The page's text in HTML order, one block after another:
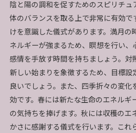
陰と陽の調和を促すためのスピリチュ
体のバランスを取る上で非常に有効で
けを意識した儀式があります。満月の
ネルギーが強まるため、瞑想を行い、
感情を手放す時間を持ちましょう。対
新しい始まりを象徴するため、目標設
良いでしょう。また、四季折々の変化
効です。春には新たな生命のエネルギ
の気持ちを捧げます。秋には収穫のエ
かさに感謝する儀式を行います。これ